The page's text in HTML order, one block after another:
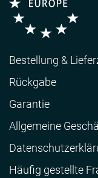
Bestellung &
Rückgabe
Garantie
Allgemeine
Häufig gestellte